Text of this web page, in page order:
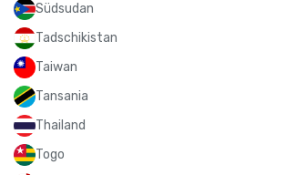
Südsudan
Tadschikistan
Taiwan
Tansania
Thailand
Togo